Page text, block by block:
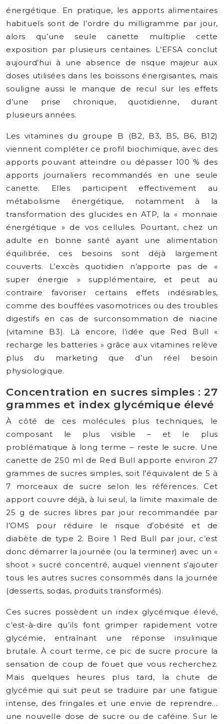
énergétique. En pratique, les apports alimentaires
habituels sont de l’ordre du milligramme par jour,
alors qu’une seule canette multiplie cette
exposition par plusieurs centaines. L’EFSA conclut
aujourd’hui à une absence de risque majeur aux
doses utilisées dans les boissons énergisantes, mais
souligne aussi le manque de recul sur les effets
d’une prise chronique, quotidienne, durant
plusieurs années.
Les vitamines du groupe B (B2, B3, B5, B6, B12)
viennent compléter ce profil biochimique, avec des
apports pouvant atteindre ou dépasser 100 % des
apports journaliers recommandés en une seule
canette. Elles participent effectivement au
métabolisme énergétique, notamment à la
transformation des glucides en ATP, la « monnaie
énergétique » de vos cellules. Pourtant, chez un
adulte en bonne santé ayant une alimentation
équilibrée, ces besoins sont déjà largement
couverts. L’excès quotidien n’apporte pas de «
super énergie » supplémentaire, et peut au
contraire favoriser certains effets indésirables,
comme des bouffées vasomotrices ou des troubles
digestifs en cas de surconsommation de niacine
(vitamine B3). Là encore, l’idée que Red Bull «
recharge les batteries » grâce aux vitamines relève
plus du marketing que d’un réel besoin
physiologique.
Concentration en sucres simples : 27
grammes et index glycémique élevé
À côté de ces molécules plus techniques, le
composant le plus visible – et le plus
problématique à long terme – reste le sucre. Une
canette de 250 ml de Red Bull apporte environ 27
grammes de sucres simples, soit l’équivalent de 5 à
7 morceaux de sucre selon les références. Cet
apport couvre déjà, à lui seul, la limite maximale de
25 g de sucres libres par jour recommandée par
l’OMS pour réduire le risque d’obésité et de
diabète de type 2. Boire 1 Red Bull par jour, c’est
donc démarrer la journée (ou la terminer) avec un «
shoot » sucré concentré, auquel viennent s’ajouter
tous les autres sucres consommés dans la journée
(desserts, sodas, produits transformés).
Ces sucres possèdent un index glycémique élevé,
c’est-à-dire qu’ils font grimper rapidement votre
glycémie, entraînant une réponse insulinique
brutale. À court terme, ce pic de sucre procure la
sensation de coup de fouet que vous recherchez.
Mais quelques heures plus tard, la chute de
glycémie qui suit peut se traduire par une fatigue
intense, des fringales et une envie de reprendre…
une nouvelle dose de sucre ou de caféine. Sur le